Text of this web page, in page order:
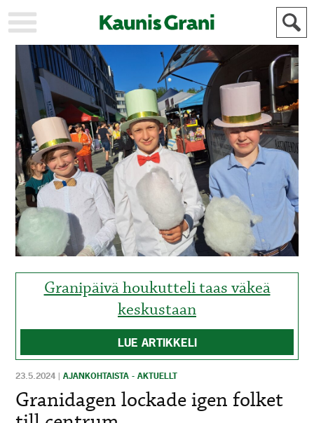
KAUPUNKI
STADEN
AJANKOHTAISTA
AKTUELLT
URHEILU
IDROTT
KULTTUURI
KULTUR
HISTORIA
HISTORIA
YLEINEN
ALLMÄN
MAINOSTAJILLE
FÖR
ANNONSÖRER
Granipäivä houkutteli taas väkeä
keskustaan
LUE ARTIKKELI
23.5.2024 |AJANKOHTAISTA - AKTUELLT
Granidagen lockade igen folket